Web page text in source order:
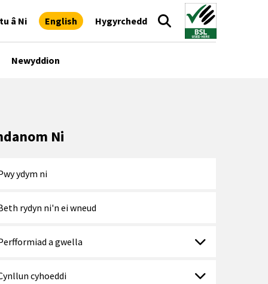
â Ni English Hygyrchedd
Newyddion
Ni
ydym ni
rydyn ni'n ei wneud
a gwella
cyhoeddi